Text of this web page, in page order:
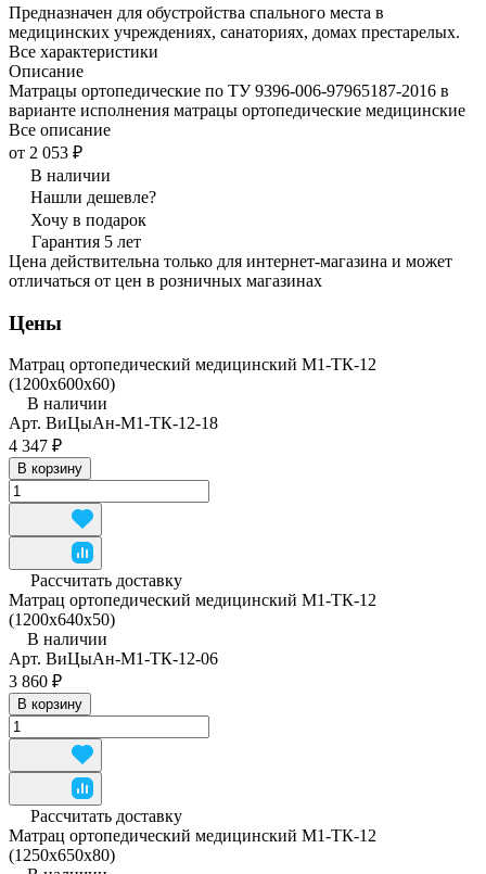
Предназначен для обустройства спального места в
медицинских учреждениях, санаториях, домах престарелых.
Все характеристики
Описание
Матрацы ортопедические по ТУ 9396-006-97965187-2016 в
варианте исполнения матрацы ортопедические медицинские
Все описание
от 2 053 ₽
В наличии
Нашли дешевле?
Хочу в подарок
Гарантия 5 лет
Цена действительна только для интернет-магазина и может
отличаться от цен в розничных магазинах
Цены
Матрац ортопедический медицинский М1-ТК-12
(1200x600x60)
В наличии
Арт. ВиЦыАн-М1-ТК-12-18
4 347 ₽
В корзину
Рассчитать доставку
Матрац ортопедический медицинский М1-ТК-12
(1200x640x50)
В наличии
Арт. ВиЦыАн-М1-ТК-12-06
3 860 ₽
В корзину
Рассчитать доставку
Матрац ортопедический медицинский М1-ТК-12
(1250x650x80)